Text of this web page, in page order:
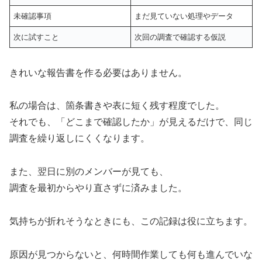
未確認事項 まだ見ていない処理やデータ
次に試すこと 次回の調査で確認する仮説
きれいな報告書を作る必要はありません。
私の場合は、箇条書きや表に短く残す程度でした。
それでも、「どこまで確認したか」が見えるだけで、同じ
調査を繰り返しにくくなります。
また、翌日に別のメンバーが見ても、
調査を最初からやり直さずに済みました。
気持ちが折れそうなときにも、この記録は役に立ちます。
原因が見つからないと、何時間作業しても何も進んでいな